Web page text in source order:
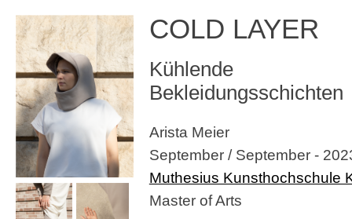
COLD LAYER
Kühlende
Bekleidungsschichten
Arista Meier
September / September -
Muthesius Kunsthochschule
Master of Arts